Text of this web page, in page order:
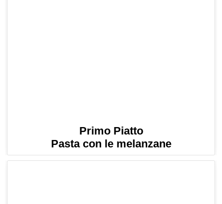
Primo Piatto
Pasta con le melanzane